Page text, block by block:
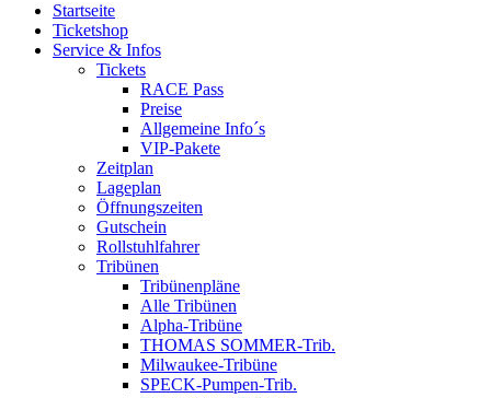
Startseite
Ticketshop
Service & Infos
Tickets
RACE Pass
Preise
Allgemeine Info´s
VIP-Pakete
Zeitplan
Lageplan
Öffnungszeiten
Gutschein
Rollstuhlfahrer
Tribünen
Tribünenpläne
Alle Tribünen
Alpha-Tribüne
THOMAS SOMMER-Trib.
Milwaukee-Tribüne
SPECK-Pumpen-Trib.